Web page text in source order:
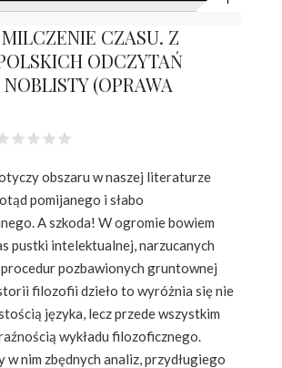
CZASU. Z
ODCZYTAŃ
(OPRAWA
obszaru w naszej literaturze
pomijanego i słabo
A szkoda! W ogromie bowiem
pustki intelektualnej, narzucanych
pozbawionych gruntownej
filozofii dzieło to wyróżnia się nie
języka, lecz przede wszystkim
wykładu filozoficznego.
w nim zbędnych analiz, przydługiego